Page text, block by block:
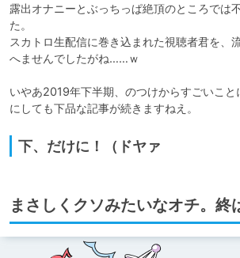
露出オナニーとぶっちっぱ絶頂のところでは
た。
スカトロ生配信に巻き込まれた視聴者君を、
へませんでしたがね……ｗ
いやあ2019年下半期、のつけからすごいこと
にしても下品な記事が続きますねえ。
下、だけに！（ドヤァ
まさしくクソみたいなオチ。終